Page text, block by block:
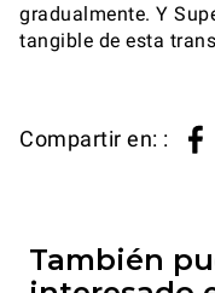
gradualmente. Y
tangible de esta
Compartir en: :
También